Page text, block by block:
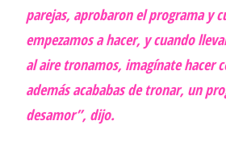
parejas, aprobaron el programa y
empezamos a hacer, y cuando
al aire tronamos, imagínate hacer
además acababas de tronar, un
desamor”, dijo.